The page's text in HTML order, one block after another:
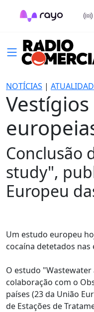
NOTÍCIAS |
Conclusão
study",
Europeu
Um estudo europeu
cocaína detetados
O estudo "Wastewater
colaboração com o
países (23 da União
de Estações de